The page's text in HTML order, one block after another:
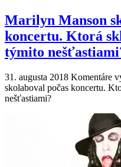
Marilyn Manson
koncertu. Ktorá
týmito
31. augusta 2018 Komentáre
skolaboval počas koncertu.
nešťastiami?